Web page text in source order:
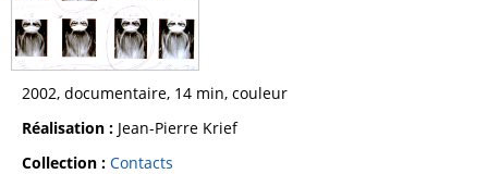
2002, documentaire, 14 min, couleur
Réalisation : Jean-Pierre Krief
Collection : Contacts